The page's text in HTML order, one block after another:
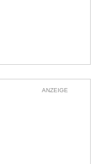
ANZEIGE